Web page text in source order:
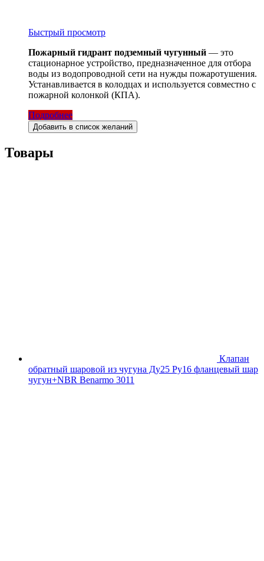
Быстрый просмотр
Пожарный гидрант подземный чугунный — это
стационарное устройство, предназначенное для отбора
воды из водопроводной сети на нужды пожаротушения.
Устанавливается в колодцах и используется совместно с
пожарной колонкой (КПА).
Подробнее
Добавить в список желаний
Товары
Клапан
обратный шаровой из чугуна Ду25 Ру16 фланцевый шар
чугун+NBR Benarmo 3011